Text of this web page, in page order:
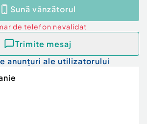
Sună vânzătorul
de telefon nevalidat
Trimite mesaj
anunțuri ale utilizatorului